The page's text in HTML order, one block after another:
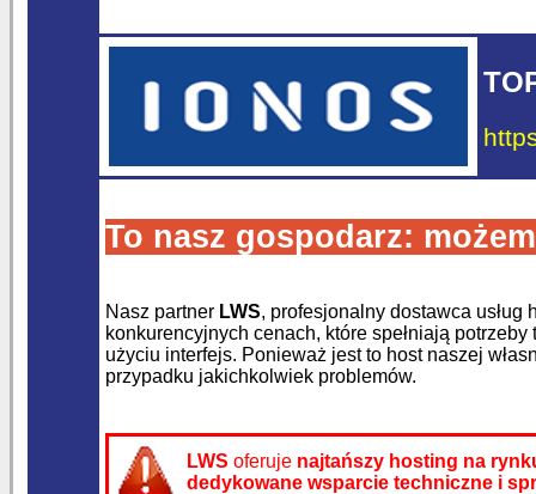
To nasz gospodarz:
Nasz partner LWS, profesjonalny dostawca
konkurencyjnych cenach, które spełniają
użyciu interfejs. Ponieważ jest to host naszej
przypadku jakichkolwiek problemów.
LWS oferuje najtańszy hosting na
dedykowane wsparcie techniczne i